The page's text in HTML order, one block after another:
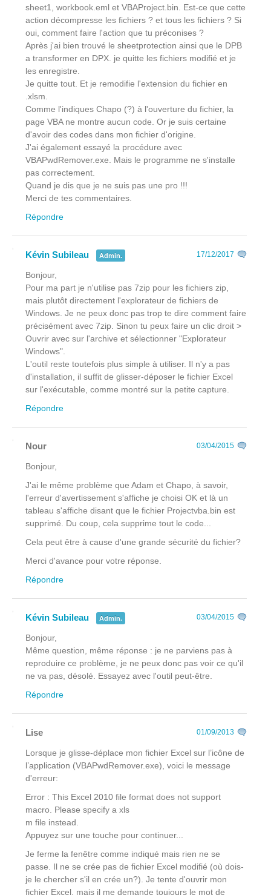
sheet1, workbook.eml et VBAProject.bin. Est-ce que cette
action décompresse les fichiers ? et tous les fichiers ? Si
oui, comment faire l'action que tu préconises ?
Après j'ai bien trouvé le sheetprotection ainsi que le DPB
a transformer en DPX. je quitte les fichiers modifié et je
les enregistre.
Je quitte tout. Et je remodifie l'extension du fichier en
.xlsm.
Comme l'indiques Chapo (?) à l'ouverture du fichier, la
page VBA ne montre aucun code. Or je suis certaine
d'avoir des codes dans mon fichier d'origine.
J'ai également essayé la procédure avec
VBAPwdRemover.exe. Mais le programme ne s'installe
pas correctement.
Quand je dis que je ne suis pas une pro !!!
Merci de tes commentaires.
Répondre
Kévin Subileau Admin. 17/12/2017
Bonjour,
Pour ma part je n'utilise pas 7zip pour les fichiers zip,
mais plutôt directement l'explorateur de fichiers de
Windows. Je ne peux donc pas trop te dire comment faire
précisément avec 7zip. Sinon tu peux faire un clic droit >
Ouvrir avec sur l'archive et sélectionner "Explorateur
Windows".
L'outil reste toutefois plus simple à utiliser. Il n'y a pas
d'installation, il suffit de glisser-déposer le fichier Excel
sur l'exécutable, comme montré sur la petite capture.
Répondre
Nour 03/04/2015
Bonjour,
J'ai le même problème que Adam et Chapo, à savoir,
l'erreur d'avertissement s'affiche je choisi OK et là un
tableau s'affiche disant que le fichier Projectvba.bin est
supprimé. Du coup, cela supprime tout le code...
Cela peut être à cause d'une grande sécurité du fichier?
Merci d'avance pour votre réponse.
Répondre
Kévin Subileau Admin. 03/04/2015
Bonjour,
Même question, même réponse : je ne parviens pas à
reproduire ce problème, je ne peux donc pas voir ce qu'il
ne va pas, désolé. Essayez avec l'outil peut-être.
Répondre
Lise 01/09/2013
Lorsque je glisse-déplace mon fichier Excel sur l’icône de
l’application (VBAPwdRemover.exe), voici le message
d'erreur:
Error : This Excel 2010 file format does not support
macro. Please specify a xls
m file instead.
Appuyez sur une touche pour continuer...
Je ferme la fenêtre comme indiqué mais rien ne se
passe. Il ne se crée pas de fichier Excel modifié (où dois-
je le chercher s'il en crée un?). Je tente d'ouvrir mon
fichier Excel, mais il me demande toujours le mot de